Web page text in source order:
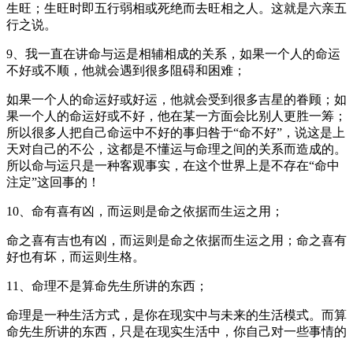
生旺；生旺时即五行弱相或死绝而去旺相之人。这就是六亲五
行之说。
9、我一直在讲命与运是相辅相成的关系，如果一个人的命运
不好或不顺，他就会遇到很多阻碍和困难；
如果一个人的命运好或好运，他就会受到很多吉星的眷顾；如
果一个人的命运好或不好，他在某一方面会比别人更胜一筹；
所以很多人把自己命运中不好的事归咎于“命不好”，说这是上
天对自己的不公，这都是不懂运与命理之间的关系而造成的。
所以命与运只是一种客观事实，在这个世界上是不存在“命中
注定”这回事的！
10、命有喜有凶，而运则是命之依据而生运之用；
命之喜有吉也有凶，而运则是命之依据而生运之用；命之喜有
好也有坏，而运则生格。
11、命理不是算命先生所讲的东西；
命理是一种生活方式，是你在现实中与未来的生活模式。而算
命先生所讲的东西，只是在现实生活中，你自己对一些事情的